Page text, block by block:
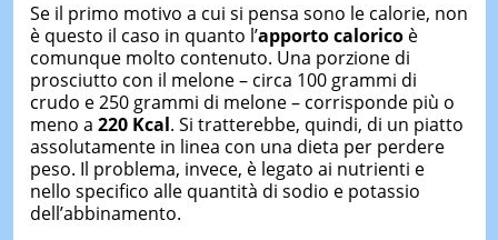
Se il primo motivo a cui si pensa sono le calorie, non
è questo il caso in quanto l’apporto calorico è
comunque molto contenuto. Una porzione di
prosciutto con il melone – circa 100 grammi di
crudo e 250 grammi di melone – corrisponde più o
meno a 220 Kcal. Si tratterebbe, quindi, di un piatto
assolutamente in linea con una dieta per perdere
peso. Il problema, invece, è legato ai nutrienti e
nello specifico alle quantità di sodio e potassio
dell’abbinamento.